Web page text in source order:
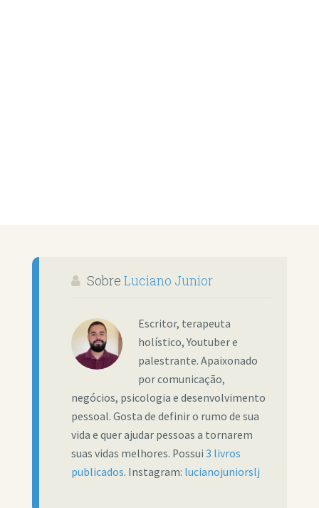
Sobre Luciano Junior
Escritor, terapeuta
holístico, Youtuber e
palestrante. Apaixonado
por comunicação,
negócios, psicologia e desenvolvimento
pessoal. Gosta de definir o rumo de sua
vida e quer ajudar pessoas a tornarem
suas vidas melhores. Possui 3 livros
publicados. Instagram: lucianojuniorslj